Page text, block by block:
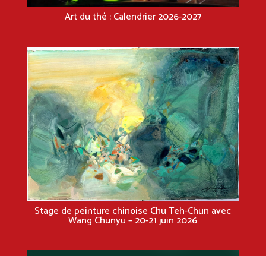
Art du thé : Calendrier 2026-2027
Stage de peinture chinoise Chu Teh-Chun avec
Wang Chunyu – 20-21 juin 2026